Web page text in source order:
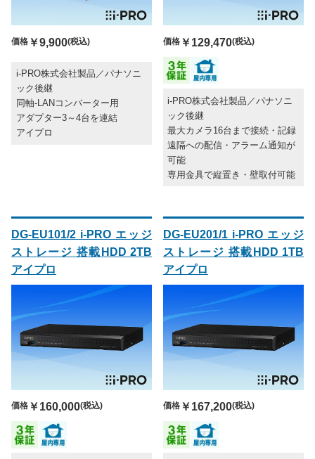
価格 ￥9,900(税込)
i-PRO株式会社製品／パナソニ
ック後継
同軸-LANコンバーター用
アダプター3～4台を連結
アイプロ
価格￥129,470(税込)
i-PRO株式会社製品／パナソニ
ック後継
最大カメラ16台まで接続・記録
遠隔への配信・アラーム通知が
可能
専用金具で縦置き・壁取付可能
DG-EU101/2 i-PRO エッジ
ストレージ 搭載HDD 2TB
アイプロ
価格 ￥160,000(税込)
DG-EU201/1 i-PRO エッジ
ストレージ 搭載HDD 1TB
アイプロ
価格￥167,200(税込)